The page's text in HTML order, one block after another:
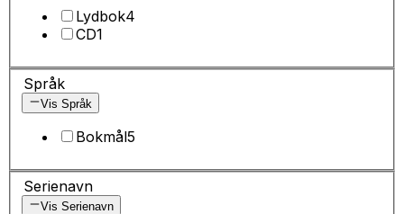
Lydbok4
CD1
Språk
Vis Språk
Bokmål5
Serienavn
Vis Serienavn